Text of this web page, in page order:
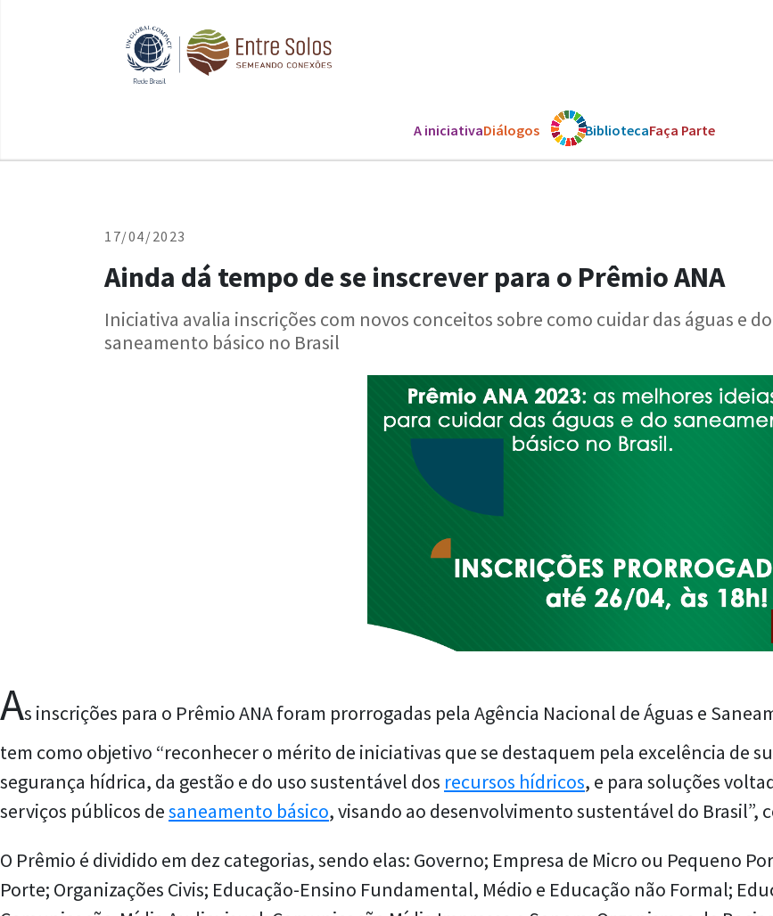
A iniciativaDiálogos Os ODSBibliotecaFaça Parte
17/04/2023
Ainda dá tempo de se inscrever para o Prêmio ANA
Iniciativa avalia inscrições com novos conceitos sobre como cuidar das águas e do
saneamento básico no Brasil
As inscrições para o Prêmio ANA foram prorrogadas pela Agência Nacional de Águas e
tem como objetivo “reconhecer o mérito de iniciativas que se destaquem pela excelência de
segurança hídrica, da gestão e do uso sustentável dos recursos hídricos, e para soluções
serviços públicos desaneamento básico, visando ao desenvolvimento sustentável do Brasil”,
O Prêmio é dividido em dez categorias, sendo elas: Governo; Empresa de Micro ou Pequeno
Porte; Organizações Civis; Educação-Ensino Fundamental, Médio e Educação não Formal;